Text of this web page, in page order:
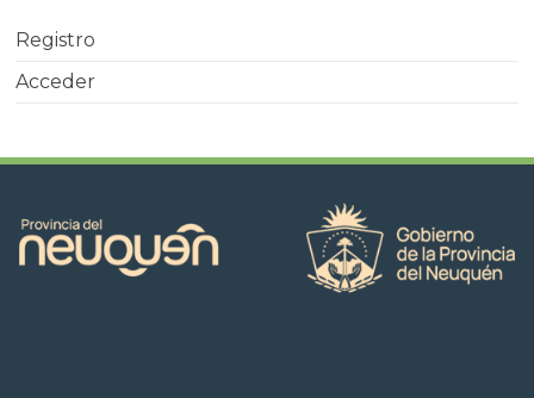
Registro
Acceder